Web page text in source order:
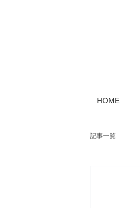
HOME
記事一覧